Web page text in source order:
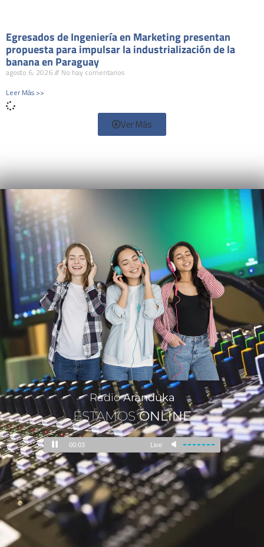
Egresados de Ingeniería en Marketing presentan
propuesta para impulsar la industrialización de la
banana en Paraguay
agosto 6, 2026
No hay comentarios
Leer Más >>
Ver Más
RadioAranduka
ESTAMOSONLINE